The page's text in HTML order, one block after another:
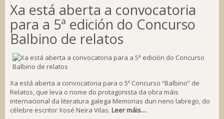
Xa está aberta a convocatoria
para a 5ª edición do Concurso
Balbino de relatos
Xa está aberta a convocatoria para o 5º Concurso “Balbino” de
Relatos, que leva o nome do protagonista da obra máis
internacional da literatura galega Memorias dun neno labrego, do
célebre escritor Xosé Neira Vilas. Leer máis…